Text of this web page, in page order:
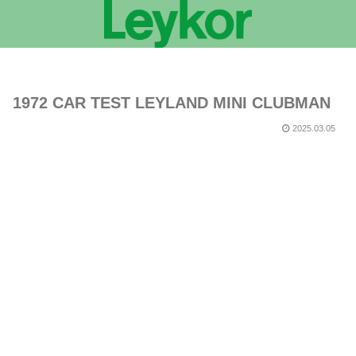
1972 CAR TEST LEYLAND MINI CLUBMAN
2025.03.05